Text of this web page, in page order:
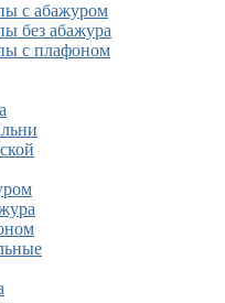
с абажуром
без абажура
с плафоном